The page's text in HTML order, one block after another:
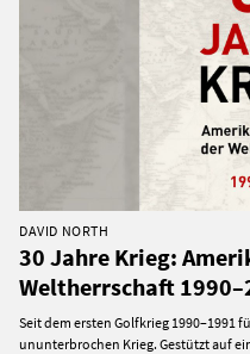
DAVID NORTH
30 Jahre Krieg:
Weltherrschaft
Seit dem ersten Golfkrieg 1990–1991
ununterbrochen Krieg. Gestützt auf